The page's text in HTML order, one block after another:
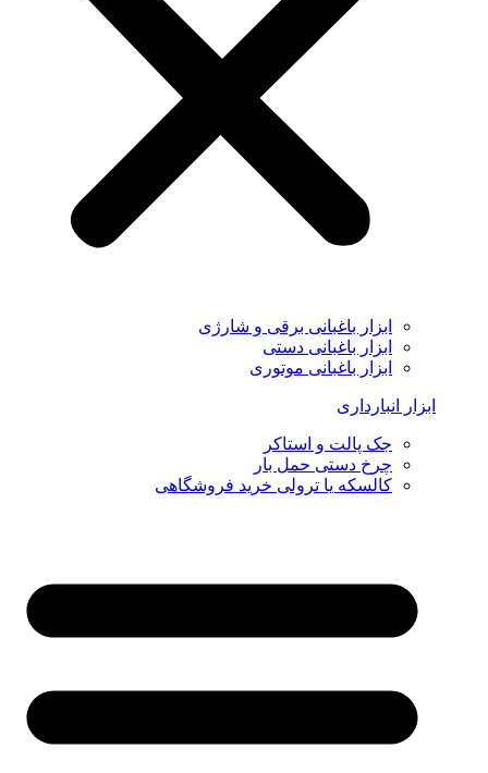
ابزار باغبانی برقی و شارژی
ابزار باغبانی دستی
ابزار باغبانی موتوری
ابزار انبارداری
جک پالت و استاکر
چرخ دستی حمل بار
کالسکه یا ترولی خرید فروشگاهی